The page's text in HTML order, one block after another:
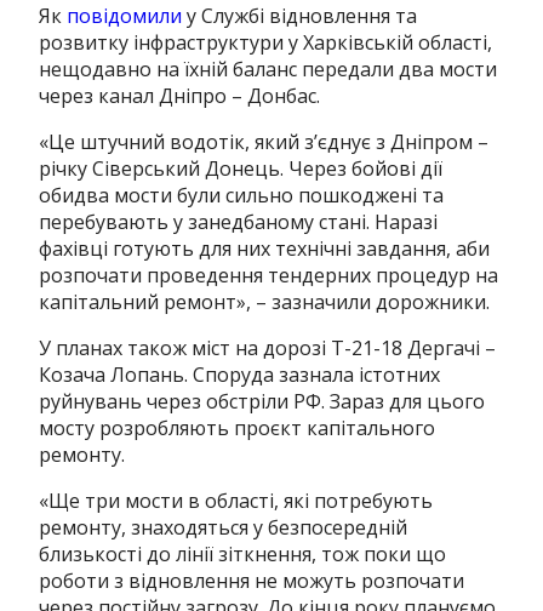
Як повідомили у Службі відновлення та
розвитку інфраструктури у Харківській області,
нещодавно на їхній баланс передали два мости
через канал Дніпро – Донбас.
«Це штучний водотік, який з’єднує з Дніпром –
річку Сіверський Донець. Через бойові дії
обидва мости були сильно пошкоджені та
перебувають у занедбаному стані. Наразі
фахівці готують для них технічні завдання, аби
розпочати проведення тендерних процедур на
капітальний ремонт», – зазначили дорожники.
У планах також міст на дорозі Т-21-18 Дергачі –
Козача Лопань. Споруда зазнала істотних
руйнувань через обстріли РФ. Зараз для цього
мосту розробляють проєкт капітального
ремонту.
«Ще три мости в області, які потребують
ремонту, знаходяться у безпосередній
близькості до лінії зіткнення, тож поки що
роботи з відновлення не можуть розпочати